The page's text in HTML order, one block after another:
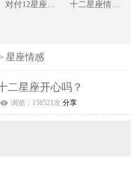
十二星座情路上容易吃什么亏
星座情感
二星座开心吗？
浏览： 158521次 分享